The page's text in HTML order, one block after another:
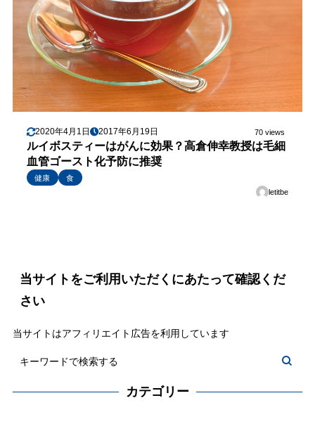
2020年4月1日 2017年6月19日 70 views
ルイボスティーはがんに効果？高倉伸幸教授は毛細
血管ゴースト化予防に推奨
健康
食
letitbe
当サイトをご利用いただくにあたって確認くだ
さい
当サイトはアフィリエイト広告を利用しています
カテゴリー